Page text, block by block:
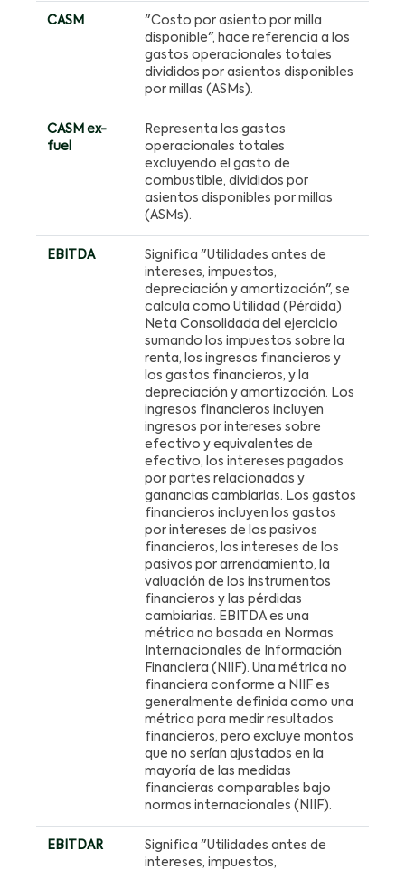
CASM
"Costo por asiento por milla
disponible", hace referencia a los
gastos operacionales totales
divididos por asientos disponibles
por millas (ASMs).
CASM ex-
fuel
Representa los gastos
operacionales totales
excluyendo el gasto de
combustible, divididos por
asientos disponibles por millas
(ASMs).
EBITDA
Significa "Utilidades antes de
intereses, impuestos,
depreciación y amortización", se
calcula como Utilidad (Pérdida)
Neta Consolidada del ejercicio
sumando los impuestos sobre la
renta, los ingresos financieros y
los gastos financieros, y la
depreciación y amortización. Los
ingresos financieros incluyen
ingresos por intereses sobre
efectivo y equivalentes de
efectivo, los intereses pagados
por partes relacionadas y
ganancias cambiarias. Los gastos
financieros incluyen los gastos
por intereses de los pasivos
financieros, los intereses de los
pasivos por arrendamiento, la
valuación de los instrumentos
financieros y las pérdidas
cambiarias. EBITDA es una
métrica no basada en Normas
Internacionales de Información
Financiera (NIIF). Una métrica no
financiera conforme a NIIF es
generalmente definida como una
métrica para medir resultados
financieros, pero excluye montos
que no serían ajustados en la
mayoría de las medidas
financieras comparables bajo
normas internacionales (NIIF).
EBITDAR
Significa "Utilidades antes de
intereses, impuestos,